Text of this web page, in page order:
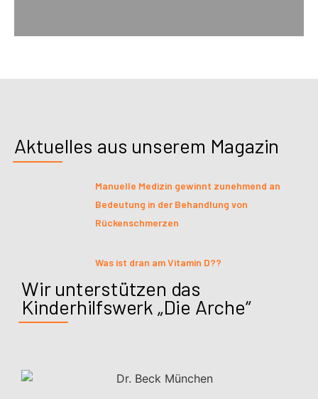
Aktuelles aus unserem Magazin
Manuelle Medizin gewinnt zunehmend an
Bedeutung in der Behandlung von
Rückenschmerzen
Was ist dran am Vitamin D??
Wir unterstützen das
Kinderhilfswerk „Die Arche“